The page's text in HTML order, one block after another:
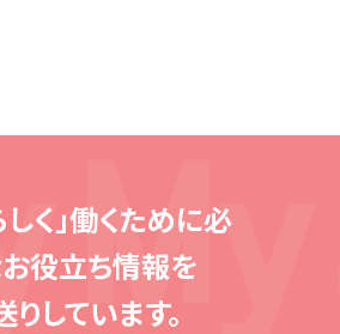
しく」働くために必
お役立ち情報を
りしています。